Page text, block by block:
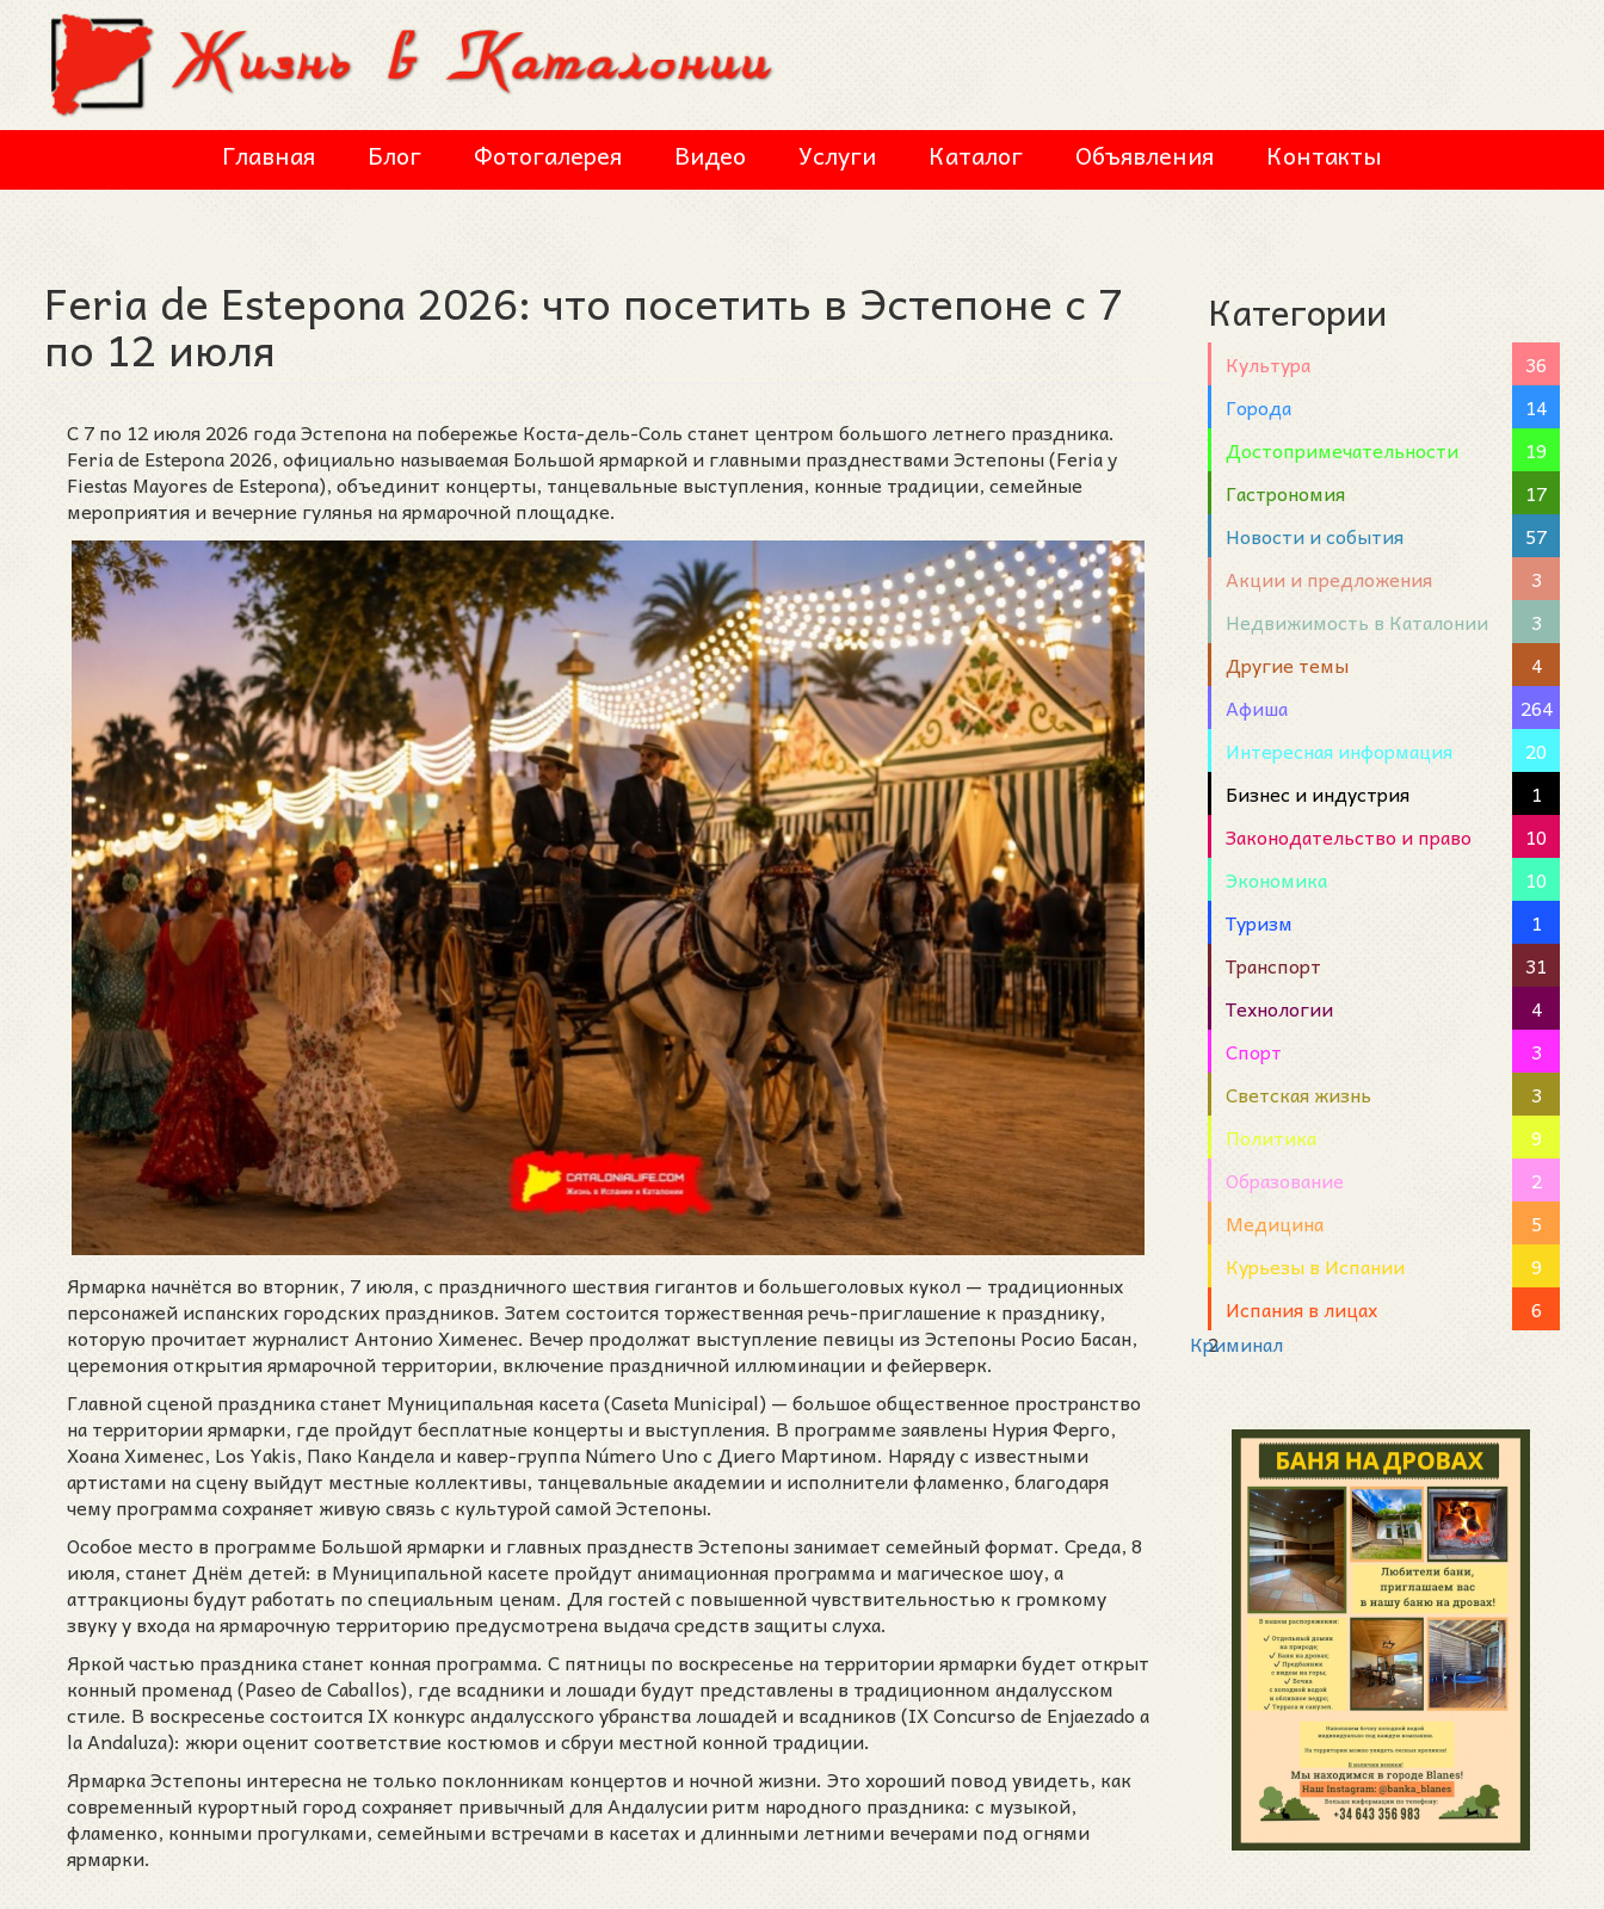
Перейти к основному содержанию
Главная Блог Фотогалерея Видео Услуги Каталог Объявления Контакты
Feria de Estepona 2026: что посетить в Эстепоне с 7
по 12 июля
С 7 по 12 июля 2026 года Эстепона на побережье Коста-дель-Соль станет центром большого летнего праздника.
Feria de Estepona 2026, официально называемая Большой ярмаркой и главными празднествами Эстепоны (Feria y
Fiestas Mayores de Estepona), объединит концерты, танцевальные выступления, конные традиции, семейные
мероприятия и вечерние гулянья на ярмарочной площадке.
Ярмарка начнётся во вторник, 7 июля, с праздничного шествия гигантов и большеголовых кукол — традиционных
персонажей испанских городских праздников. Затем состоится торжественная речь-приглашение к празднику,
которую прочитает журналист Антонио Хименес. Вечер продолжат выступление певицы из Эстепоны Росио Басан,
церемония открытия ярмарочной территории, включение праздничной иллюминации и фейерверк.
Главной сценой праздника станет Муниципальная касета (Caseta Municipal) — большое общественное пространство
на территории ярмарки, где пройдут бесплатные концерты и выступления. В программе заявлены Нурия Ферго,
Хоана Хименес, Los Yakis, Пако Кандела и кавер-группа Número Uno с Диего Мартином. Наряду с известными
артистами на сцену выйдут местные коллективы, танцевальные академии и исполнители фламенко, благодаря
чему программа сохраняет живую связь с культурой самой Эстепоны.
Особое место в программе Большой ярмарки и главных празднеств Эстепоны занимает семейный формат. Среда, 8
июля, станет Днём детей: в Муниципальной касете пройдут анимационная программа и магическое шоу, а
аттракционы будут работать по специальным ценам. Для гостей с повышенной чувствительностью к громкому
звуку у входа на ярмарочную территорию предусмотрена выдача средств защиты слуха.
Яркой частью праздника станет конная программа. С пятницы по воскресенье на территории ярмарки будет открыт
конный променад (Paseo de Caballos), где всадники и лошади будут представлены в традиционном андалусском
стиле. В воскресенье состоится IX конкурс андалусского убранства лошадей и всадников (IX Concurso de Enjaezado a
la Andaluza): жюри оценит соответствие костюмов и сбруи местной конной традиции.
Ярмарка Эстепоны интересна не только поклонникам концертов и ночной жизни. Это хороший повод увидеть, как
современный курортный город сохраняет привычный для Андалусии ритм народного праздника: с музыкой,
фламенко, конными прогулками, семейными встречами в касетах и длинными летними вечерами под огнями
ярмарки.
Категории
Культура
36
Города
14
Достопримечательности
19
Гастрономия
17
Новости и события
57
Акции и предложения
3
Недвижимость в Каталонии
3
Другие темы
4
Афиша
264
Интересная информация
20
Бизнес и индустрия
1
Законодательство и право
10
Экономика
10
Туризм
1
Транспорт
31
Технологии
4
Спорт
3
Светская жизнь
3
Политика
9
Образование
2
Медицина
5
Курьезы в Испании
9
Испания в лицах
6
Криминал
2